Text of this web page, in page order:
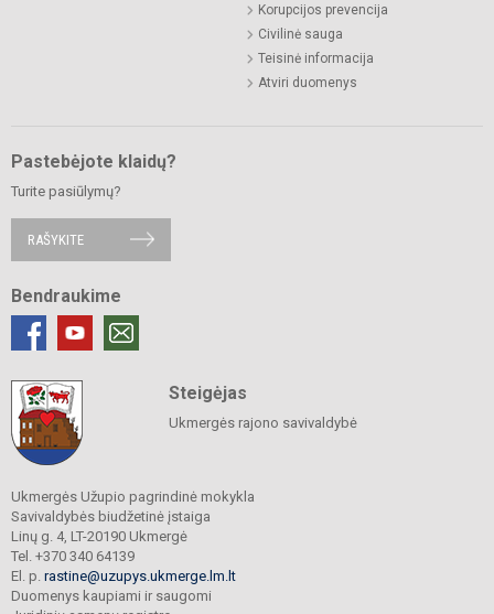
Korupcijos prevencija
Civilinė sauga
Teisinė informacija
Atviri duomenys
Pastebėjote klaidų?
Turite pasiūlymų?
RAŠYKITE
Bendraukime
Steigėjas
Ukmergės rajono savivaldybė
Ukmergės Užupio pagrindinė mokykla
Savivaldybės biudžetinė įstaiga
Linų g. 4, LT-20190 Ukmergė
Tel. +370 340 64139
El. p. rastine@uzupys.ukmerge.lm.lt
Duomenys kaupiami ir saugomi